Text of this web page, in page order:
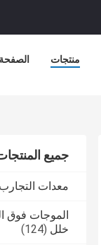
منتجات
جميع
معدات
الموجات فوق
خلل (124)